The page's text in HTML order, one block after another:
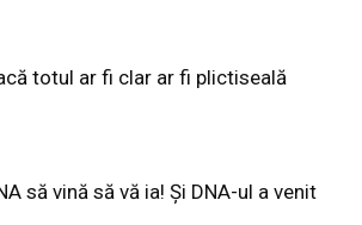
totul ar fi clar ar fi plictiseală
să vină să vă ia! Și DNA-ul a venit